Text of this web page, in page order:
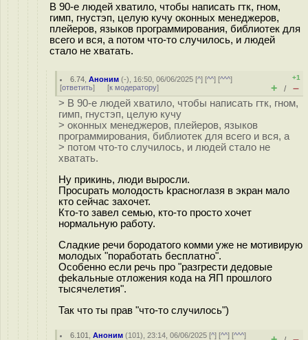
В 90-е людей хватило, чтобы написать гтк, гном,
гимп, гнустэп, целую кучу оконных менеджеров,
плейеров, языков программирования, библиотек для
всего и вся, а потом что-то случилось, и людей
стало не хватать.
6.74 ,Аноним (-), 16:50, 06/06/2025 [^] [^^] [^^^]
[ответить] [к модератору]
+1
+ / –
> В 90-е людей хватило, чтобы написать гтк, гном,
гимп, гнустэп, целую кучу
> оконных менеджеров, плейеров, языков
программирования, библиотек для всего и вся, а
> потом что-то случилось, и людей стало не
хватать.
Ну прикинь, люди выросли.
Проcuрать молодость kpасноглазя в экран мало
кто сейчас захочет.
Кто-то завел семью, кто-то просто хочет
нормальную работу.
Сладкие речи бородатого комми уже не мотивирую
молодых "поработать бесплатно".
Особенно если речь про "разгрести дедовые
феkальные отложения кода на ЯП прошлого
тысячелетия".
Так что ты прав "что-то случилось")
6.101 ,Аноним (101), 23:14, 06/06/2025 [^] [^^] [^^^]